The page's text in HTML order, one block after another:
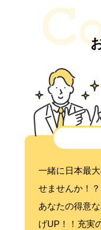
一緒に日本最
せませんか！？
あなたの得意
げUP！！充実